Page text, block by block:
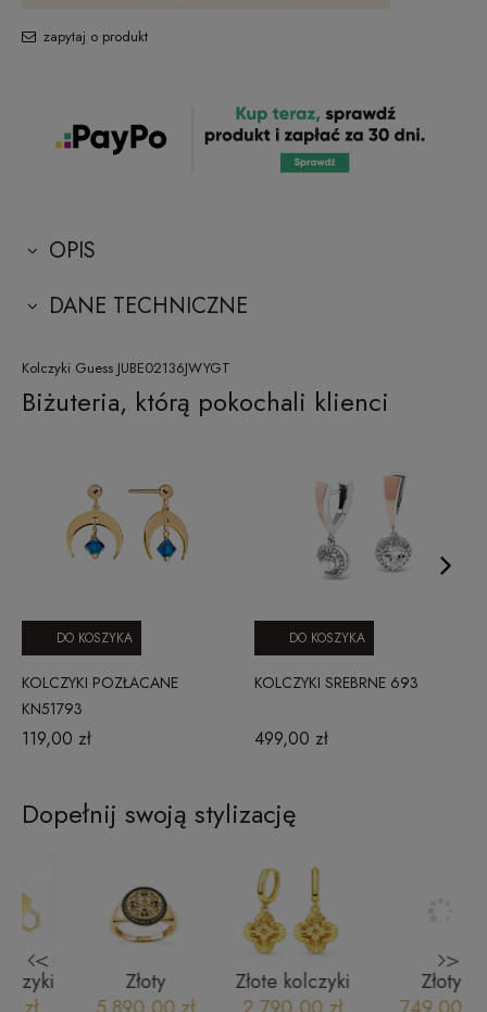
zapytaj o produkt
OPIS
DANE TECHNICZNE
Kolczyki Guess JUBE02136JWYGT
Biżuteria, którą pokochali klienci
KOLCZYKI POZŁACANE
KN51793
119,00 zł
DO KOSZYKA
KOLCZYKI SREBRNE 693
499,00 zł
DO KOSZYKA
Dopełnij swoją stylizację
<
pierścionek
Złote kolczyki
585
pierścionek
>